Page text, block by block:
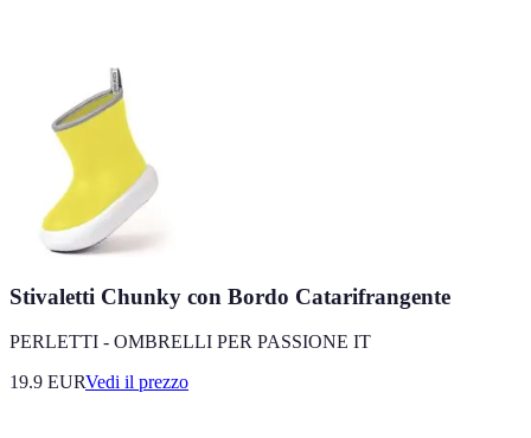
Stivaletti Chunky con Bordo Catarifrangente
PERLETTI - OMBRELLI PER PASSIONE IT
19.9 EURVedi il prezzo